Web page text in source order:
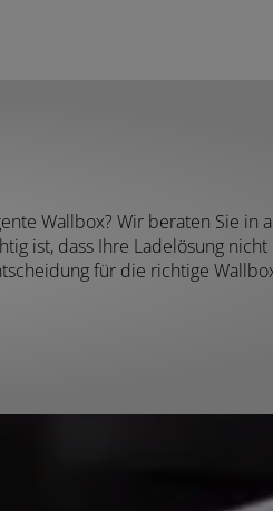
Wallbox? Wir beraten Sie in
ist, dass Ihre Ladelösung nicht
für die richtige